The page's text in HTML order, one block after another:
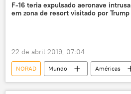
Tu-95
F-22
CF-18
interceptação
América do Norte
F-16 teria expulsado aeronave intrusa
em zona de resort visitado por Trump
22 de abril 2019, 07:04
NORAD Mundo
Américas
Notícias
Donald Trump